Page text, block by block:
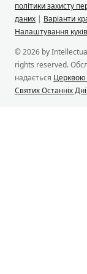
політики захисту
даних | Варіанти
Налаштування куків
© 2026 by
rights reserved.
надається Церквою
Святих Останніх